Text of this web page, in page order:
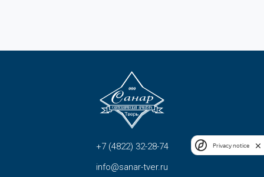
+7 (4822) 32-28-74
info@sanar-tver.ru
Privacy notice